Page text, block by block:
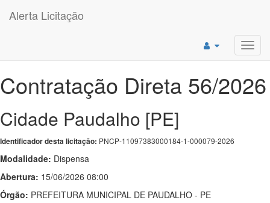
Alerta Licitação
Contratação Direta 56/2026
Cidade Paudalho [PE]
Identificador desta licitação: PNCP-11097383000184-1-000079-2026
Modalidade: Dispensa
Abertura: 15/06/2026 08:00
Órgão: PREFEITURA MUNICIPAL DE PAUDALHO - PE